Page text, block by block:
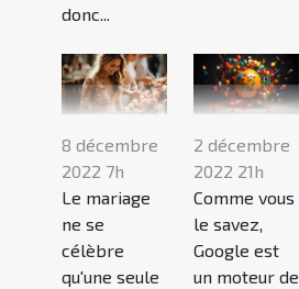
donc...
8 décembre
2022 7h
Le mariage
ne se
célèbre
qu'une seule
2 décembre
2022 21h
Comme vous
le savez,
Google est
un moteur de